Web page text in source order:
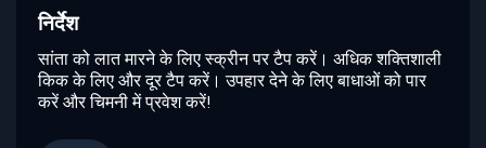
निर्देश
सांता को लात मारने के लिए स्क्रीन पर टैप करें। अधिक शक्तिशाली
किक के लिए और दूर टैप करें। उपहार देने के लिए बाधाओं को पार
करें और चिमनी में प्रवेश करें!